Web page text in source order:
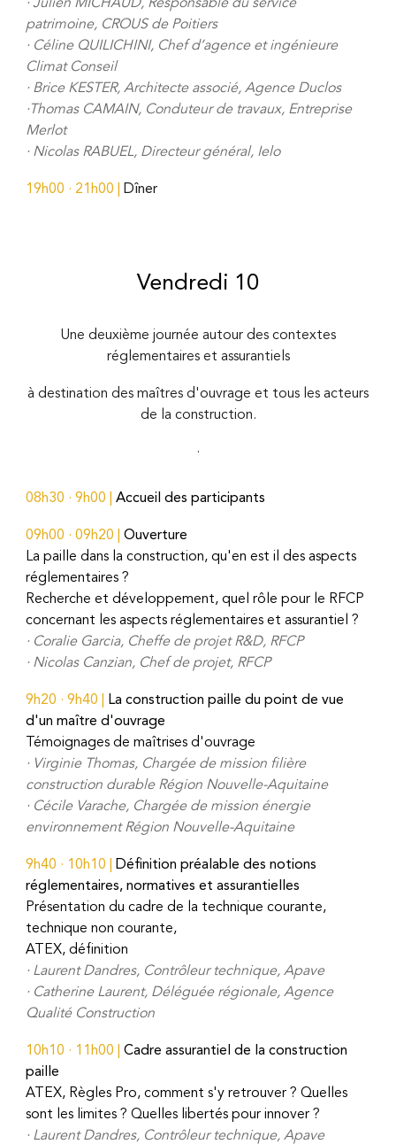
·Julien MICHAUD, Responsable du service
patrimoine, CROUS de Poitiers
· Céline QUILICHINI, Chef d’agence et ingénieure
Climat Conseil
· Brice KESTER, Architecte associé, Agence Duclos
·Thomas CAMAIN, Conduteur de travaux, Entreprise
Merlot
· Nicolas RABUEL, Directeur général, Ielo
19h00 · 21h00 Dîner
Vendredi 10
Une deuxième journée autour des contextes
réglementaires et assurantiels
à destination des maîtres d'ouvrage et tous les acteurs
de la construction.
·
08h30 · 9h00 |Accueil des participants
09h00 ·09h20 |Ouverture
La paille dans la construction, qu'en est il des aspects
réglementaires ?
Recherche et développement, quel rôle pour le RFCP
concernant les aspects réglementaires et assurantiel ?
· Coralie Garcia, Cheffe de projet R&D, RFCP
· Nicolas Canzian, Chef de projet, RFCP
9h20 ·9h40
La construction paille du point de vue
d'un maître d'ouvrage
Témoignages de maîtrises d'ouvrage
· Virginie Thomas, Chargée de mission filière
construction durable Région Nouvelle-Aquitaine
· Cécile Varache, Chargée de mission énergie
environnement Région Nouvelle-Aquitaine
9h40 · 10h10
Définition préalable des notions
réglementaires, normatives et assurantielles
Présentation du cadre de la technique courante,
technique non courante,
ATEX, définition
· Laurent Dandres, Contrôleur technique, Apave
· Catherine Laurent, Déléguée régionale, Agence
Qualité Construction
10h10 · 11h00 |Cadre assurantiel de la construction
paille
ATEX, Règles Pro, comment s'y retrouver ? Quelles
sont les limites ? Quelles libertés pour innover ?
· Laurent Dandres, Contrôleur technique, Apave